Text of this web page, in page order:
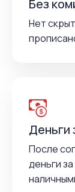
Без
Нет
Деньги
После
деньги